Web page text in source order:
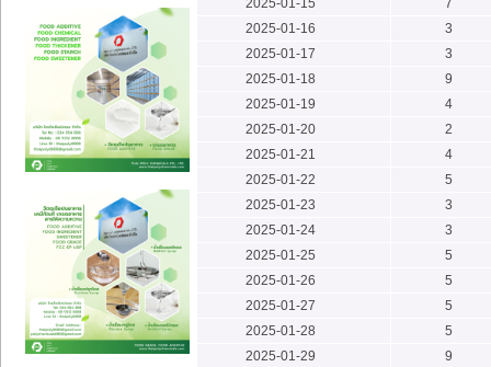
2025-01-15
7
2025-01-16
3
2025-01-17
3
2025-01-18
9
2025-01-19
4
2025-01-20
2
2025-01-21
4
2025-01-22
5
2025-01-23
3
2025-01-24
3
2025-01-25
5
2025-01-26
5
2025-01-27
5
2025-01-28
5
2025-01-29
9